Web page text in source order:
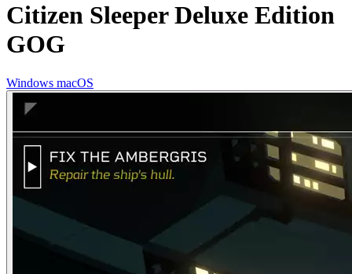
Citizen Sleeper Deluxe Edition
GOG
Windows macOS